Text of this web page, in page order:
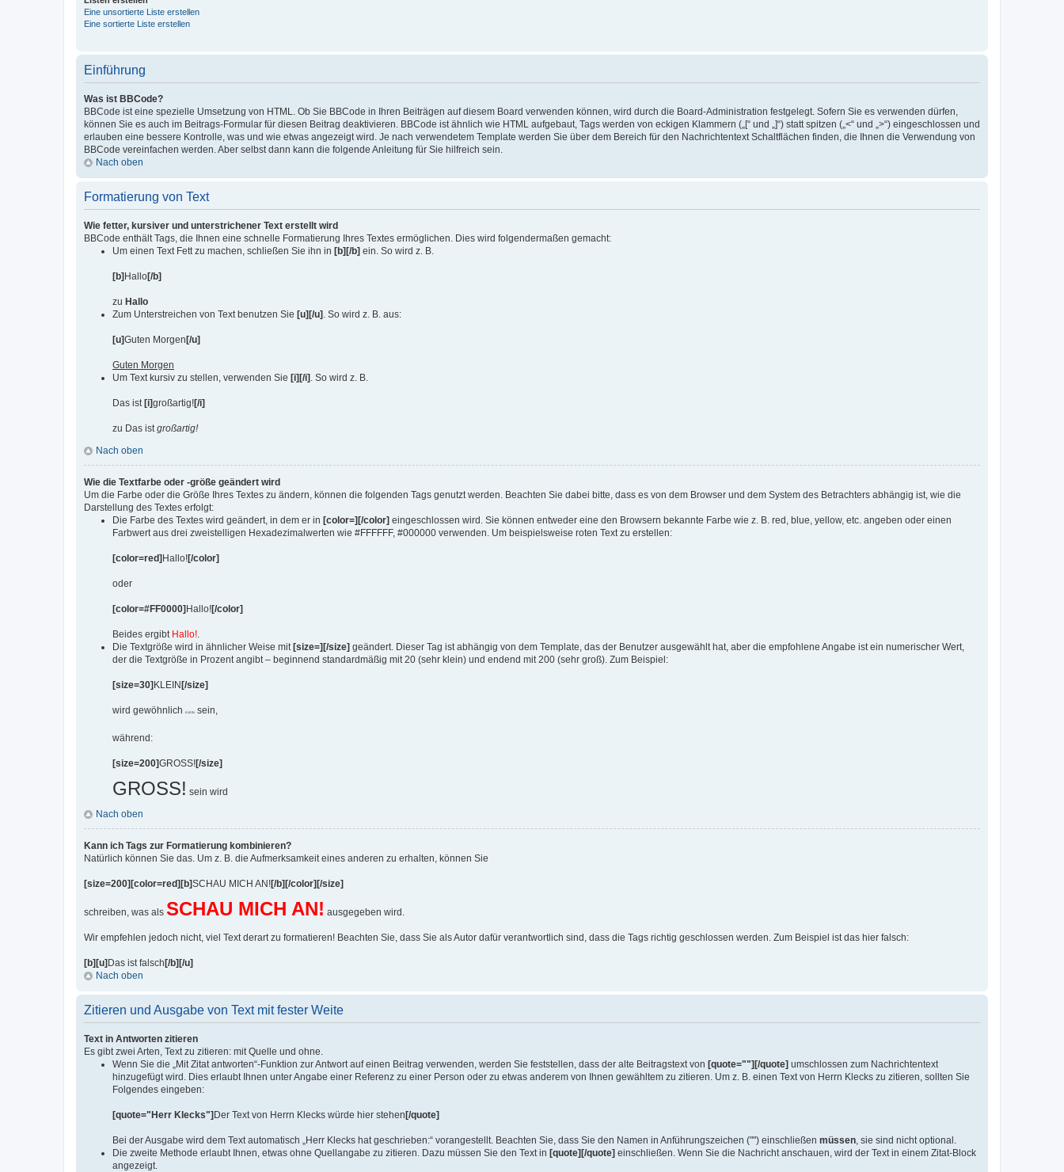
Eine unsortierte Liste erstellen
Eine sortierte Liste erstellen
Einführung
Was ist BBCode?
BBCode ist eine spezielle Umsetzung von HTML. Ob Sie BBCode in Ihren Beiträgen auf diesem Board verwenden können, wird durch die Board-Administration festgelegt. Sofern Sie es verwenden dürfen,
können Sie es auch im Beitrags-Formular für diesen Beitrag deaktivieren. BBCode ist ähnlich wie HTML aufgebaut, Tags werden von eckigen Klammern („[“ und „]“) statt spitzen („<“ und „>“) eingeschlossen und
erlauben eine bessere Kontrolle, was und wie etwas angezeigt wird. Je nach verwendetem Template werden Sie über dem Bereich für den Nachrichtentext Schaltflächen finden, die Ihnen die Verwendung von
BBCode vereinfachen werden. Aber selbst dann kann die folgende Anleitung für Sie hilfreich sein.
Nach oben
Formatierung von Text
Wie fetter, kursiver und unterstrichener Text erstellt wird
BBCode enthält Tags, die Ihnen eine schnelle Formatierung Ihres Textes ermöglichen. Dies wird folgendermaßen gemacht:
Um einen Text Fett zu machen, schließen Sie ihn in [b][/b] ein. So wird z. B.
[b] Hallo[/b]
zu Hallo
Zum Unterstreichen von Text benutzen Sie [u][/u] . So wird z. B. aus:
[u]Guten Morgen [/u]
Guten Morgen
Um Text kursiv zu stellen, verwenden Sie [i][/i] . So wird z. B.
Das ist [i]großartig![/i]
zu Das istgroßartig!
Nach oben
Wie die Textfarbe oder -größe geändert wird
Um die Farbe oder die Größe Ihres Textes zu ändern, können die folgenden Tags genutzt werden. Beachten Sie dabei bitte, dass es von dem Browser und dem System des Betrachters abhängig ist, wie die
Darstellung des Textes erfolgt:
Die Farbe des Textes wird geändert, in dem er in [color=][/color] eingeschlossen wird. Sie können entweder eine den Browsern bekannte Farbe wie z. B. red, blue, yellow, etc. angeben oder einen
Farbwert aus drei zweistelligen Hexadezimalwerten wie #FFFFFF, #000000 verwenden. Um beispielsweise roten Text zu erstellen:
[color=red] Hallo![/color]
oder
[color=#FF0000] Hallo![/color]
Beides ergibt Hallo!.
Die Textgröße wird in ähnlicher Weise mit [size=][/size] geändert. Dieser Tag ist abhängig von dem Template, das der Benutzer ausgewählt hat, aber die empfohlene Angabe ist ein numerischer Wert,
der die Textgröße in Prozent angibt – beginnend standardmäßig mit 20 (sehr klein) und endend mit 200 (sehr groß). Zum Beispiel:
[size=30] KLEIN [/size]
wird gewöhnlich KLEIN sein,
während:
[size=200]GROSS![/size]
GROSS! sein wird
Nach oben
Kann ich Tags zur Formatierung kombinieren?
Natürlich können Sie das. Um z. B. die Aufmerksamkeit eines anderen zu erhalten, können Sie
[size=200][color=red][b]SCHAU MICH AN![/b][/color][/size]
schreiben, was als SCHAU MICH AN! ausgegeben wird.
Wir empfehlen jedoch nicht, viel Text derart zu formatieren! Beachten Sie, dass Sie als Autor dafür verantwortlich sind, dass die Tags richtig geschlossen werden. Zum Beispiel ist das hier falsch:
[b][u] Das ist falsch [/b][/u]
Nach oben
Zitieren und Ausgabe von Text mit fester Weite
Text in Antworten zitieren
Es gibt zwei Arten, Text zu zitieren: mit Quelle und ohne.
Wenn Sie die „Mit Zitat antworten“-Funktion zur Antwort auf einen Beitrag verwenden, werden Sie feststellen, dass der alte Beitragstext von [quote=""][/quote] umschlossen zum Nachrichtentext
hinzugefügt wird. Dies erlaubt Ihnen unter Angabe einer Referenz zu einer Person oder zu etwas anderem von Ihnen gewähltem zu zitieren. Um z. B. einen Text von Herrn Klecks zu zitieren, sollten Sie
Folgendes eingeben:
[quote="Herr Klecks"] Der Text von Herrn Klecks würde hier stehen [/quote]
Bei der Ausgabe wird dem Text automatisch „Herr Klecks hat geschrieben:“ vorangestellt. Beachten Sie, dass Sie den Namen in Anführungszeichen ("") einschließen müssen, sie sind nicht optional.
Die zweite Methode erlaubt Ihnen, etwas ohne Quellangabe zu zitieren. Dazu müssen Sie den Text in [quote][/quote] einschließen. Wenn Sie die Nachricht anschauen, wird der Text in einem Zitat-Block
angezeigt.